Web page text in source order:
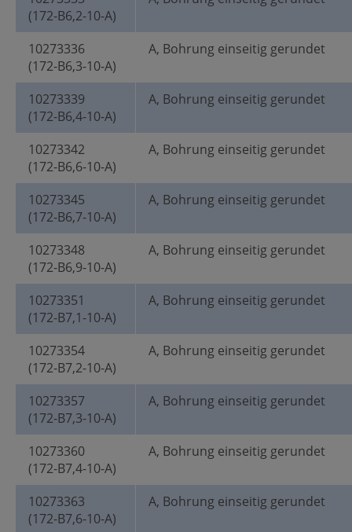
(172-B6,2-10-A)
10273336
(172-B6,3-10-A)
A, Bohrung einseitig gerundet
10273339
(172-B6,4-10-A)
A, Bohrung einseitig gerundet
10273342
(172-B6,6-10-A)
A, Bohrung einseitig gerundet
10273345
(172-B6,7-10-A)
A, Bohrung einseitig gerundet
10273348
(172-B6,9-10-A)
A, Bohrung einseitig gerundet
10273351
(172-B7,1-10-A)
A, Bohrung einseitig gerundet
10273354
(172-B7,2-10-A)
A, Bohrung einseitig gerundet
10273357
(172-B7,3-10-A)
A, Bohrung einseitig gerundet
10273360
(172-B7,4-10-A)
A, Bohrung einseitig gerundet
10273363
(172-B7,6-10-A)
A, Bohrung einseitig gerundet